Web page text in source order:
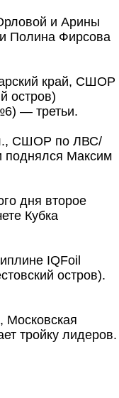
и Арины
Полина Фирсова
край, СШОР
остров)
— третьи.
СШОР по ЛВС/
поднялся Максим
дня второе
Кубка
IQFoil
остров).
Московская
тройку лидеров.